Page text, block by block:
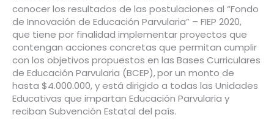
conocer los resultados de las postulaciones al “Fondo
de Innovación de Educación Parvularia” – FIEP 2020,
que tiene por finalidad implementar proyectos que
contengan acciones concretas que permitan cumplir
con los objetivos propuestos en las Bases Curriculares
de Educación Parvularia (BCEP),por un monto de
hasta $4.000.000, y está dirigido a todas las Unidades
Educativas que impartan Educación Parvularia y
reciban Subvención Estatal del país.